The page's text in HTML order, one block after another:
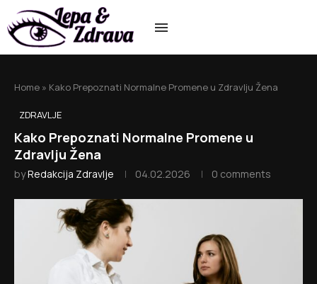
Home » Kako Prepoznati Normalne Promene u Zdravlju Žena
ZDRAVLJE
Kako Prepoznati Normalne Promene u
Zdravlju Žena
byRedakcija Zdravlje 04.02.2026 0 comments